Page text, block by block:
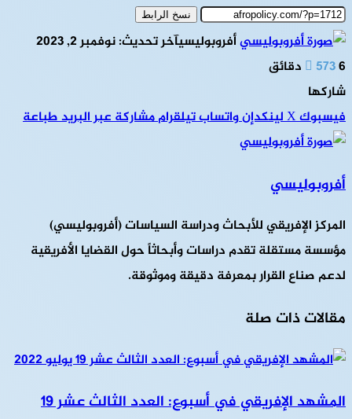
نسخ الرابط
أفروبوليسيآخر تحديث: نوفمبر 2, 2023
5736 دقائق
شاركها
فيسبوك‫Xلينكدإنواتسابتيلقراممشاركة عبر البريدطباعة
أفروبوليسي
المركز الإفريقي للأبحاث ودراسة السياسات (أفروبوليسي)
مؤسسة مستقلة تقدم دراسات وأبحاثاً حول القضايا الأفريقية
لدعم صناع القرار بمعرفة دقيقة وموثوقة.
مقالات ذات صلة
المشهد الإفريقي في أسبوع: العدد الثالث عشر 19